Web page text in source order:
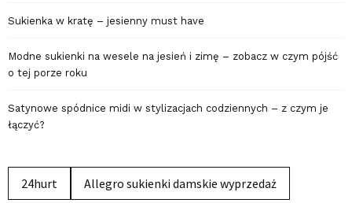
Sukienka w kratę – jesienny must have
Modne sukienki na wesele na jesień i zimę – zobacz w czym pójść
o tej porze roku
Satynowe spódnice midi w stylizacjach codziennych – z czym je
łączyć?
24hurt Allegro sukienki damskie wyprzedaż